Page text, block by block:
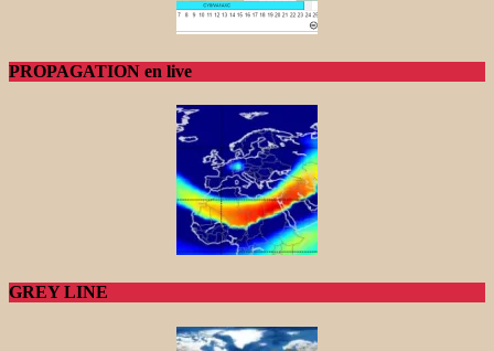
PROPAGATION en live
GREY LINE